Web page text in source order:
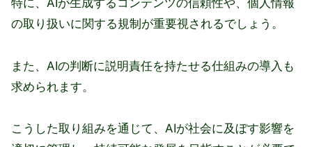
特に、AIが生成するコンテンツの信頼性や、個人情報
の取り扱いに関する規制が重要視されるでしょう。
また、AIの判断に説明責任を持たせる仕組みの導入も
求められます。
こうした取り組みを通じて、AIが社会に及ぼす影響を